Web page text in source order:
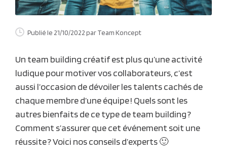
Publié le 21/10/2022par Team Koncept
Un team building créatifest plus qu’une activité
ludique pour motiver vos collaborateurs, c’est
aussi l’occasion de dévoiler les talents cachés de
chaque membre d’une équipe ! Quels sont les
autres bienfaits de ce type de team building ?
Comment s’assurer que cet événement soit une
réussite ? Voici nos conseils d’experts 🙂